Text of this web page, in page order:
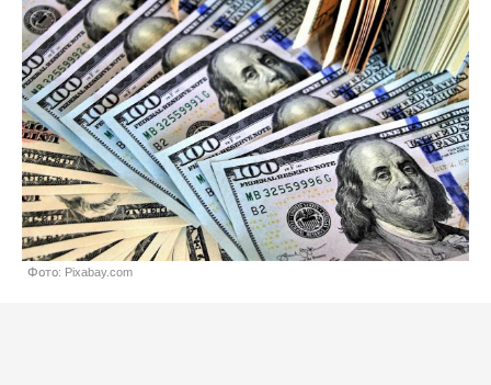
Фото: Pixabay.com